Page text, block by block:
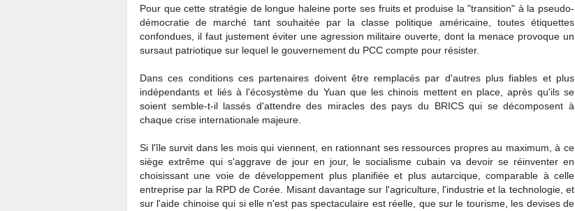
Pour que cette stratégie de longue haleine porte ses fruits et produise la "transition" à la pseudo-
démocratie de marché tant souhaitée par la classe politique américaine, toutes étiquettes
confondues, il faut justement éviter une agression militaire ouverte, dont la menace provoque un
sursaut patriotique sur lequel le gouvernement du PCC compte pour résister.
Dans ces conditions ces partenaires doivent être remplacés par d'autres plus fiables et plus
indépendants et liés à l'écosystème du Yuan que les chinois mettent en place, après qu'ils se
soient semble-t-il lassés d'attendre des miracles des pays du BRICS qui se décomposent à
chaque crise internationale majeure.
Si l'île survit dans les mois qui viennent, en rationnant ses ressources propres au maximum, à ce
siège extrême qui s'aggrave de jour en jour, le socialisme cubain va devoir se réinventer en
choisissant une voie de développement plus planifiée et plus autarcique, comparable à celle
entreprise par la RPD de Corée. Misant davantage sur l'agriculture, l'industrie et la technologie, et
sur l'aide chinoise qui si elle n'est pas spectaculaire est réelle, que sur le tourisme, les devises de